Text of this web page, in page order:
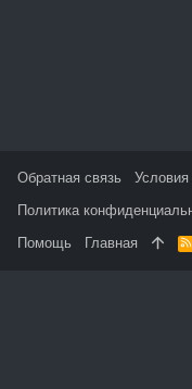
Обратная связь
Политика
Помощь
Главная